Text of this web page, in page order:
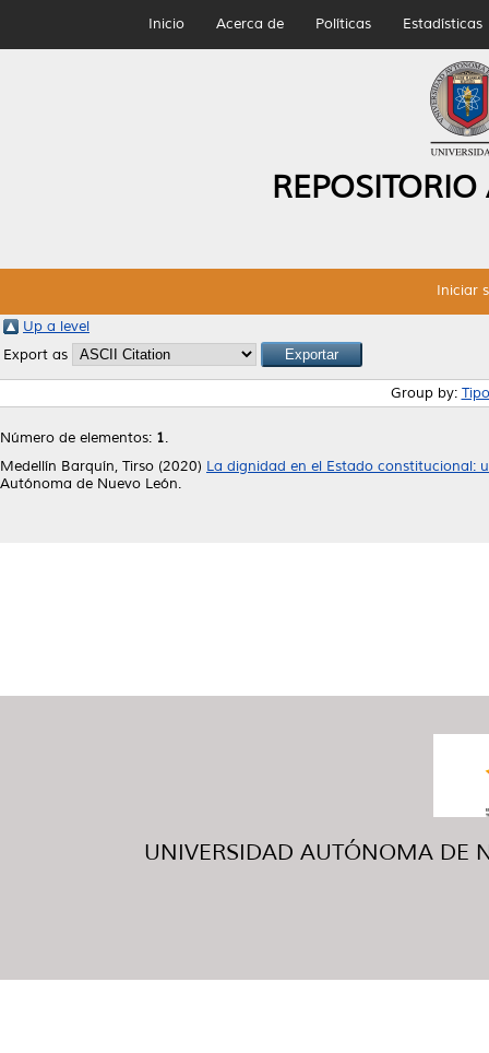
Inicio Acerca de Políticas Estadísticas
Iniciar
Up a level
Export as
Group by:
Número de elementos: 1.
Medellín Barquín, Tirso (2020) La dignidad en el Estado constitucional:
Autónoma de Nuevo León.
UNIVERSIDAD AUTÓNOMA DE